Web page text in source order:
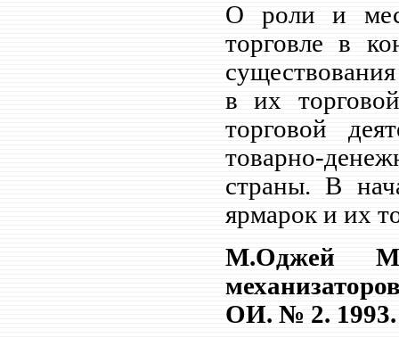
О роли и
торговле в
в их
торговой
товарно-
страны. В
ярмарок и их
М.Оджей
ОИ. № 2. 1993.